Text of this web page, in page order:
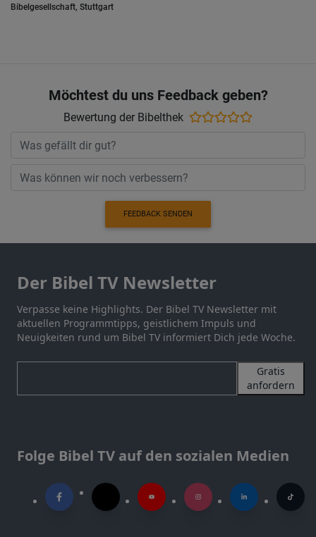
Bibelgesellschaft, Stuttgart
Möchtest du uns Feedback geben?
Bewertung der Bibelthek
FEEDBACK SENDEN
Der Bibel TV Newsletter
Verpasse keine Highlights. Der Bibel TV Newsletter mit
aktuellen Programmtipps, geistlichem Impuls und
Neuigkeiten rund um Bibel TV informiert Dich jede Woche.
Gratis
anfordern
Folge Bibel TV auf den sozialen Medien